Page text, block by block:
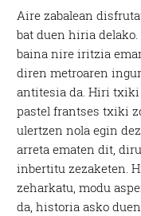
Aire zabalean
bat duen hiria
baina nire iritzia
diren metroaren
antitesia da. Hiri txiki
pastel frantses txiki
ulertzen nola egin
arreta ematen dit,
inbertitu zezaketen.
zeharkatu, modu
da, historia asko